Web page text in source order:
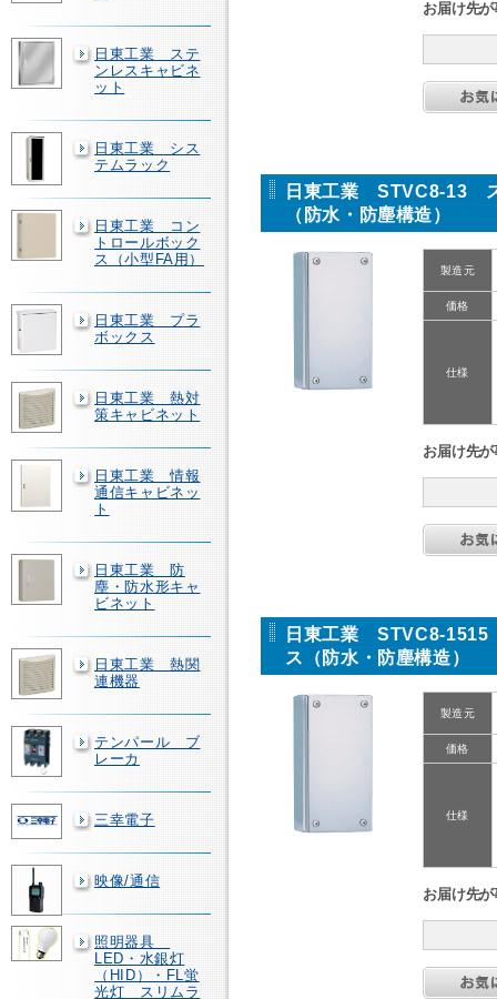
日東工業 ステ
ンレスキャビネ
ット
日東工業 シス
テムラック
日東工業 コン
トロールボック
ス（小型FA用）
日東工業 プラ
ボックス
日東工業 熱対
策キャビネット
日東工業 情報
通信キャビネッ
ト
日東工業 防
塵・防水形キャ
ビネット
日東工業 熱関
連機器
テンパール ブ
レーカ
三幸電子
映像/通信
照明器具
LED・水銀灯
（HID）・FL蛍
光灯 スリムラ
お届け先
日東工業 STVC8-13 ス
（防水・防塵構造）
製造元
価格
仕様
お届け先
日東工業 STVC8-1515
ス（防水・防塵構造）
製造元
価格
仕様
お届け先